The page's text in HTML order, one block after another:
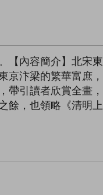
【內容簡介】北宋東
京汴梁的繁華富庶，
帶引讀者欣賞全畫，
餘，也領略《清明上